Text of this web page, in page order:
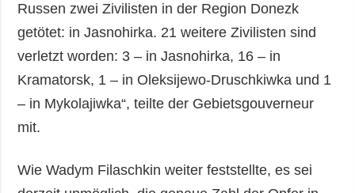
Russen zwei Zivilisten in der Region Donezk
getötet: in Jasnohirka. 21 weitere Zivilisten sind
verletzt worden: 3 – in Jasnohirka, 16 – in
Kramatorsk, 1 – in Oleksijewo-Druschkiwka und 1
– in Mykolajiwka“, teilte der Gebietsgouverneur
mit.
Wie Wadym Filaschkin weiter feststellte, es sei